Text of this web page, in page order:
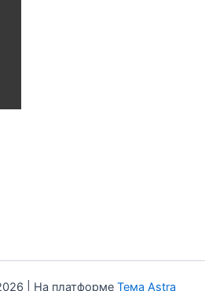
| На платформе Тема Astra